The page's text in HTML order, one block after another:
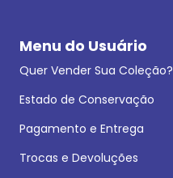
Menu do Usuário
Quer Vender Sua Coleção?
Estado de Conservação
Pagamento e Entrega
Trocas e Devoluções